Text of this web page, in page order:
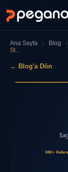
Ana Sayfa › Blog ›
St...
← Blog'a Dön